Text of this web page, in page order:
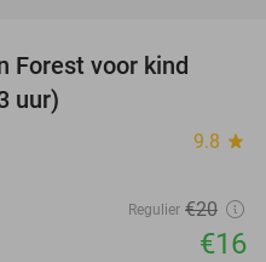
Forest voor kind
uur)
9.8 star
Regulier €20
€16